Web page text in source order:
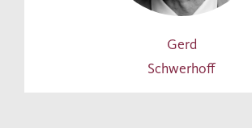
Gerd
Schwerhoff